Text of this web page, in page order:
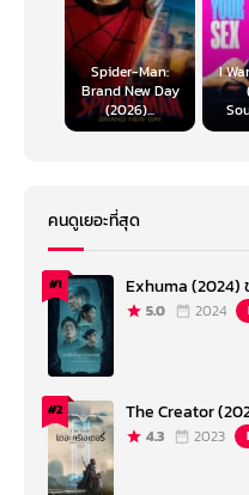
Spider-Man:
Brand New Day
(2026)...
I
คนดูเยอะที่สุด
#1 Exhuma (2024)
5.0 2024
#2 The Creator
4.3 2023